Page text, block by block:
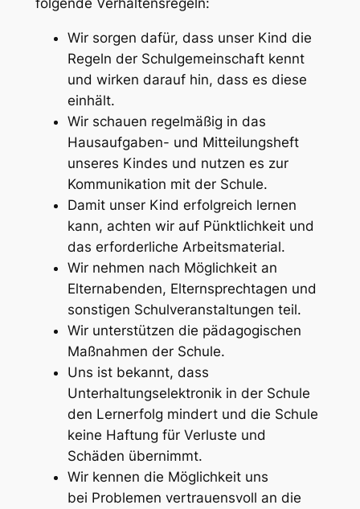
folgende Verhaltensregeln:
Wir sorgen dafür, dass unser Kind die
Regeln der Schulgemeinschaft kennt
und wirken darauf hin, dass es diese
einhält.
Wir schauen regelmäßig in das
Hausaufgaben- und Mitteilungsheft
unseres Kindes und nutzen es zur
Kommunikation mit der Schule.
Damit unser Kind erfolgreich lernen
kann, achten wir auf Pünktlichkeit und
das erforderliche Arbeitsmaterial.
Wir nehmen nach Möglichkeit an
Elternabenden, Elternsprechtagen und
sonstigen Schulveranstaltungen teil.
Wir unterstützen die pädagogischen
Maßnahmen der Schule.
Uns ist bekannt, dass
Unterhaltungselektronik in der Schule
den Lernerfolg mindert und die Schule
keine Haftung für Verluste und
Schäden übernimmt.
Wir kennen die Möglichkeit uns
bei Problemen vertrauensvoll an die